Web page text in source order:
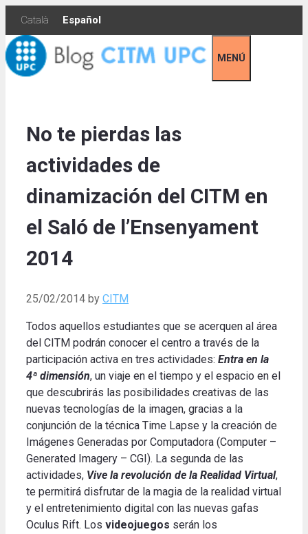
Skip
content
Català Español
MENÚ
No te pierdas las
actividades de
dinamización del CITM en
el Saló de l’Ensenyament
2014
25/02/2014 by CITM
Todos aquellos estudiantes que se acerquen al área
del CITM podrán conocer el centro a través de la
participación activa en tres actividades: Entra en la
4ª dimensión, un viaje en el tiempo y el espacio en el
que descubrirás las posibilidades creativas de las
nuevas tecnologías de la imagen, gracias a la
conjunción de la técnica Time Lapse y la creación de
Imágenes Generadas por Computadora (Computer –
Generated Imagery – CGI). La segunda de las
actividades, Vive la revolución de la Realidad Virtual,
te permitirá disfrutar de la magia de la realidad virtual
y el entretenimiento digital con las nuevas gafas
Oculus Rift. Los videojuegos serán los